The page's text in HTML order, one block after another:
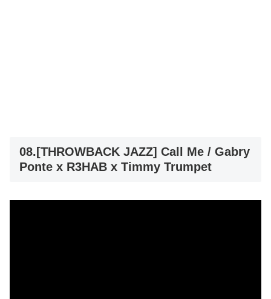
08.[THROWBACK JAZZ] Call Me / Gabry
Ponte x R3HAB x Timmy Trumpet